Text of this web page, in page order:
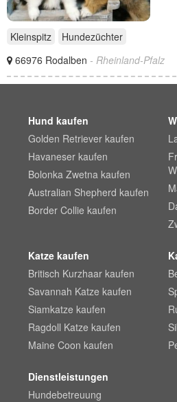
Kleinspitz
Hundezüchter
66976 Rodalben - Rheinland-Pfalz
Hund kaufen
Golden Retriever kaufen
Havaneser kaufen
Bolonka Zwetna kaufen
Australian Shepherd kaufen
Border Collie kaufen
Katze kaufen
Britisch Kurzhaar kaufen
Savannah Katze kaufen
Siamkatze kaufen
Ragdoll Katze kaufen
Maine Coon kaufen
Dienstleistungen
Hundebetreuung